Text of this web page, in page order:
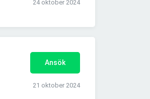
24 oktober 2024
Ansök
21 oktober 2024